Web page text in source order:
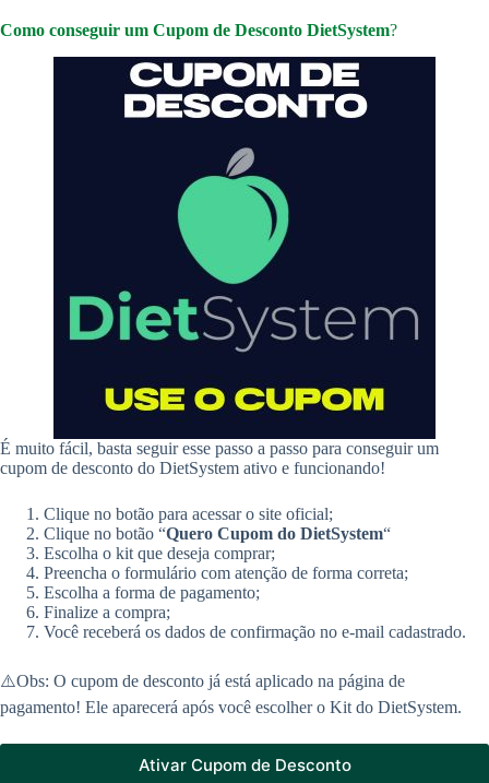
Como conseguir um Cupom de Desconto DietSystem?
É muito fácil, basta seguir esse passo a passo para conseguir um
cupom de desconto do DietSystem ativo e funcionando!
Clique no botão para acessar o site oficial;
Clique no botão “Quero Cupom do DietSystem“
Escolha o kit que deseja comprar;
Preencha o formulário com atenção de forma correta;
Escolha a forma de pagamento;
Finalize a compra;
Você receberá os dados de confirmação no e-mail cadastrado.
⚠️Obs: O cupom de desconto já está aplicado na página de
pagamento! Ele aparecerá após você escolher o Kit do DietSystem.
Ativar Cupom de Desconto